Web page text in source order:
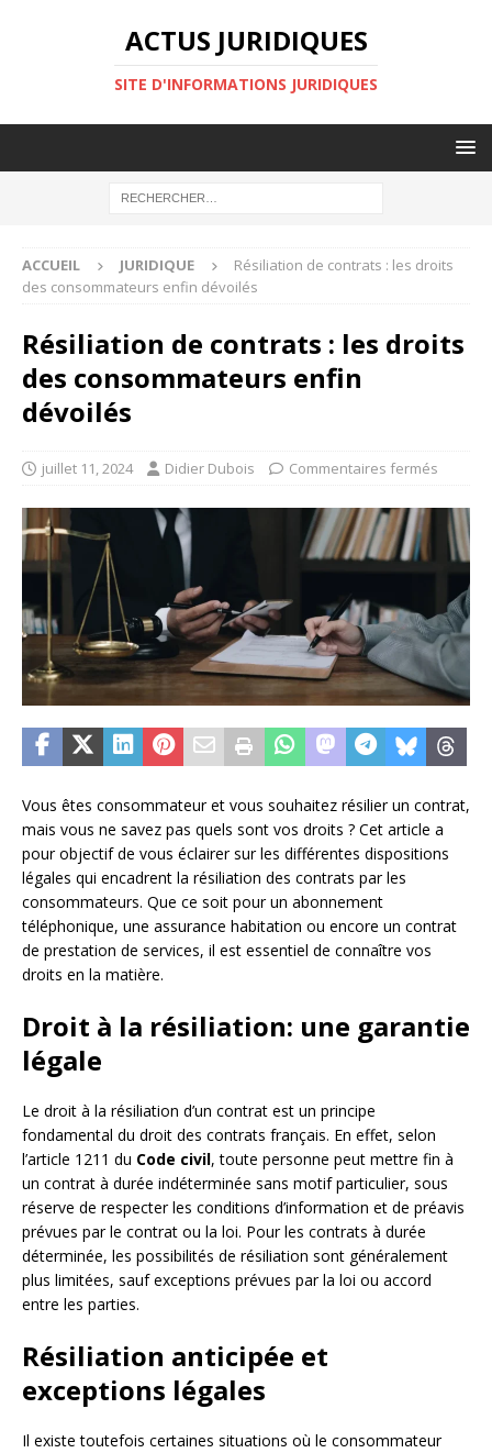
ACTUS JURIDIQUES
SITE D'INFORMATIONS JURIDIQUES
ACCUEIL JURIDIQUE
Résiliation de contrats : les droits
des consommateurs enfin dévoilés
Résiliation de contrats : les droits
des consommateurs enfin
dévoilés
juillet 11, 2024 Didier Dubois Commentaires fermés
Vous êtes consommateur et vous souhaitez résilier un contrat,
mais vous ne savez pas quels sont vos droits ? Cet article a
pour objectif de vous éclairer sur les différentes dispositions
légales qui encadrent la résiliation des contrats par les
consommateurs. Que ce soit pour un abonnement
téléphonique, une assurance habitation ou encore un contrat
de prestation de services, il est essentiel de connaître vos
droits en la matière.
Droit à la résiliation: une garantie
légale
Le droit à la résiliation d’un contrat est un principe
fondamental du droit des contrats français. En effet, selon
l’article 1211 du Code civil, toute personne peut mettre fin à
un contrat à durée indéterminée sans motif particulier, sous
réserve de respecter les conditions d’information et de préavis
prévues par le contrat ou la loi. Pour les contrats à durée
déterminée, les possibilités de résiliation sont généralement
plus limitées, sauf exceptions prévues par la loi ou accord
entre les parties.
Résiliation anticipée et
exceptions légales
Il existe toutefois certaines situations où le consommateur